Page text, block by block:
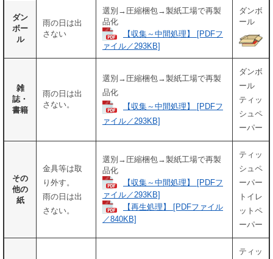
ダン
ボー
ル
雨の日は出
さない
選別→圧縮梱包→製紙工場で再製
品化
【収集～中間処理】 [PDFフ
ァイル／293KB]
ダンボ
ール
雑
誌・
書籍
雨の日は出
さない。
選別→圧縮梱包→製紙工場で再製
品化
【収集～中間処理】 [PDFフ
ァイル／293KB]
ダンボ
ール
ティッ
シュペ
ーパー
その
他の
紙
金具等は取
り外す。
雨の日は出
さない。
選別→圧縮梱包→製紙工場で再製
品化
【収集～中間処理】 [PDFフ
ァイル／293KB]
【再生処理】 [PDFファイル
／840KB]
ティッ
シュペ
ーパー
トイレ
ットペ
ーパー
ティッ